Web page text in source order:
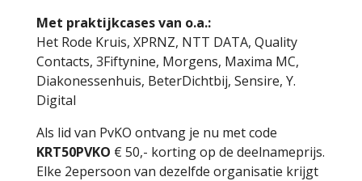
Met praktijkcases van o.a.:
Het Rode Kruis, XPRNZ, NTT DATA, Quality
Contacts, 3Fiftynine, Morgens, Maxima MC,
Diakonessenhuis, BeterDichtbij, Sensire, Y.
Digital
Als lid van PvKO ontvang je nu met code
KRT50PVKO € 50,- korting op de deelnameprijs.
Elke 2epersoon van dezelfde organisatie krijgt